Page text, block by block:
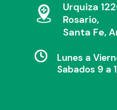
Urquiza
Rosario,
Santa Fe,
Lunes a
Sabados 9 a